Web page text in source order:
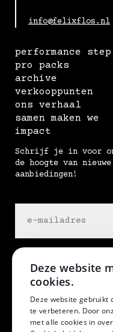
info@felixflos.nl
performance step
pro packs
archive
verkooppunten
ons verhaal
samen maken we
impact
Schrijf je in voor
de hoogte van
aanbiedingen!
at home
Deze website
cookies.
Deze website gebruikt
te verbeteren. Door
met alle cookies in